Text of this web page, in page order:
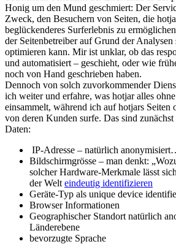
Honig um den Mund geschmiert: Der
Zweck, den Besuchern von Seiten, die
beglückenderes Surferlebnis zu
der Seitenbetreiber auf Grund der Analysen
optimieren kann. Mir ist unklar, ob das
und automatisiert – geschieht, oder wie
noch von Hand geschrieben haben.
Dennoch von solch zuvorkommender
ich weiter und erfahre, was hotjar alles
einsammelt, während ich auf hotjars Seiten
von deren Kunden surfe. Das sind
Daten:
IP-Adresse – natürlich
Bildschirmgrösse – man denkt:
solcher Hardware-Merkmale lässt
der Welt eindeutig identifizieren
Geräte-Typ als unique device
Browser Informationen
Geographischer Standort natürlich
Länderebene
bevorzugte Sprache